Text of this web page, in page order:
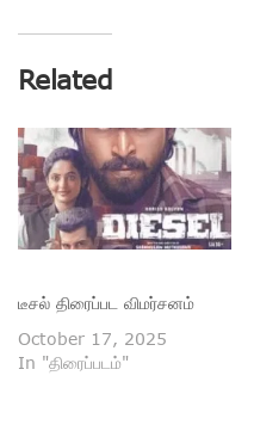
Related
டீசல் திரைப்பட விமர்சனம்
October 17, 2025
In "திரைப்படம்"